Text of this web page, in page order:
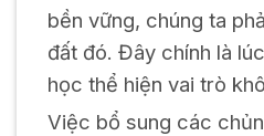
bền vững, chúng ta
đất đó. Đây chính là
học thể hiện vai trò
Việc bổ sung các